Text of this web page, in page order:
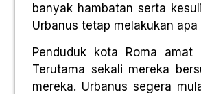
banyak hambatan serta
Urbanus tetap melakukan
Penduduk kota Roma
Terutama sekali mereka
mereka. Urbanus segera